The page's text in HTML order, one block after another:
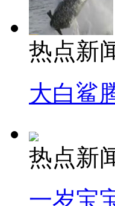
热点新
大白鲨
热点新
一岁宝